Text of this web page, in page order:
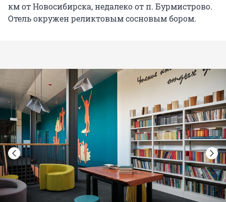
км от Новосибирска, недалеко от п. Бурмистрово.
Отель окружен реликтовым сосновым бором.